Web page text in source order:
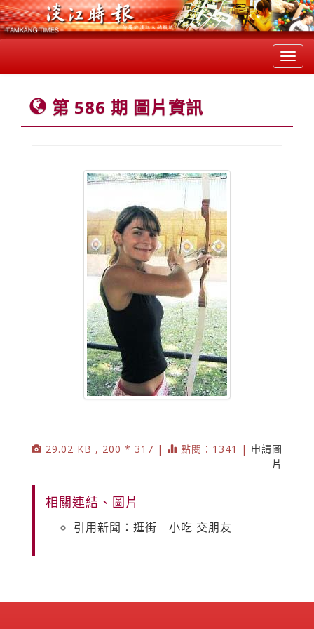
第 586 期 圖片資訊
29.02 KB , 200 * 317 | 點閱：1341 | 申請圖
片
相關連結、圖片
引用新聞：逛街 小吃 交朋友